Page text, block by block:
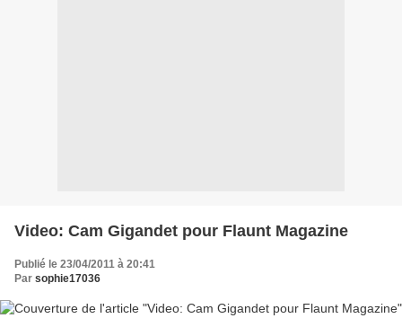
Video: Cam Gigandet pour Flaunt Magazine
Publié le 23/04/2011 à 20:41
Par sophie17036